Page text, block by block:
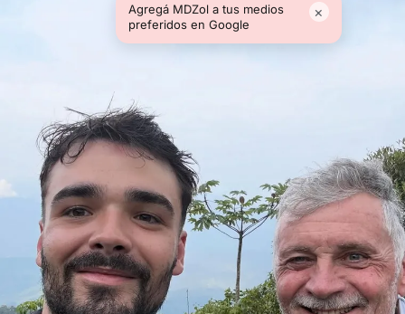
Agregá MDZol a tus medios
preferidos en Google
×